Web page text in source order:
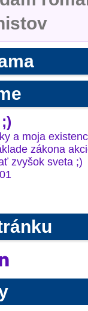
a moja
zákona
zvyšok sveta ;)